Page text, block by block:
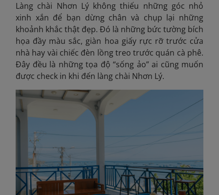
Làng chài Nhơn Lý không thiếu những góc nhỏ
xinh xắn để bạn dừng chân và chụp lại những
khoảnh khắc thật đẹp. Đó là những bức tường bích
họa đầy màu sắc, giàn hoa giấy rực rỡ trước cửa
nhà hay vài chiếc đèn lồng treo trước quán cà phê.
Đây đều là những tọa độ “sống ảo” ai cũng muốn
được check in khi đến làng chài Nhơn Lý.